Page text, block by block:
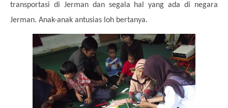
transportasi di Jerman dan segala hal yang ada di negara
Jerman. Anak-anak antusias loh bertanya.